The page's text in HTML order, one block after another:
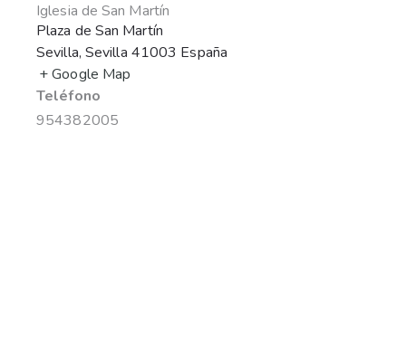
Iglesia de San Martín
Plaza de San Martín
Sevilla, Sevilla 41003 España
+ Google Map
Teléfono
954382005